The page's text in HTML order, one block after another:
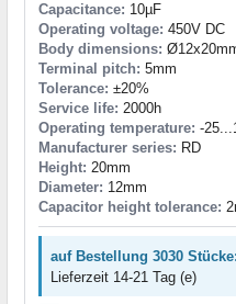
Capacitance: 10µF
Operating voltage: 450V DC
Body dimensions:
Terminal pitch: 5mm
Tolerance: ±20%
Service life: 2000h
Operating temperature: -
Manufacturer series: RD
Height: 20mm
Diameter: 12mm
Capacitor height tolerance:
auf Bestellung 3030 Stücke:
Lieferzeit 14-21 Tag (e)